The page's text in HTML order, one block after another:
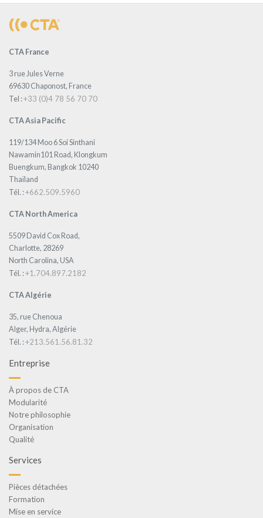
CTA France
3 rue Jules Verne
69630 Chaponost, France
Tel :+33 (0)4 78 56 70 70
CTA Asia Pacific
119/134 Moo 6 Soi Sinthani
Nawamin101 Road, Klongkum
Buengkum, Bangkok 10240
Thaïland
Tél. :+662.509.5960
CTA North America
5509 David Cox Road,
Charlotte, 28269
North Carolina, USA
Tél. :+1.704.897.2182
CTA Algérie
35, rue Chenoua
Alger, Hydra, Algérie
Tél. :+213.561.56.81.32
Entreprise
À propos de CTA
Modularité
Notre philosophie
Organisation
Qualité
Services
Pièces détachées
Formation
Mise en service